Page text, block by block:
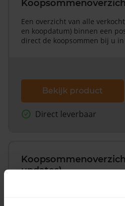
Een overzicht van alle
en koopdatum) binnen een
direct de koopsommen bij u
Bekijk product
Direct leverbaar
updates)